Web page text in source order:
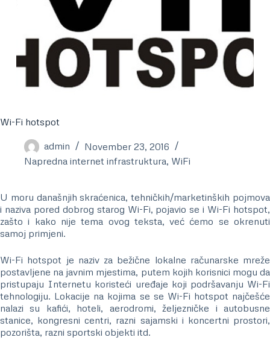
Wi-Fi hotspot
admin
November 23, 2016
Napredna internet infrastruktura, WiFi
U moru današnjih skraćenica, tehničkih/marketinških pojmova
i naziva pored dobrog starog Wi-Fi, pojavio se i Wi-Fi hotspot,
zašto i kako nije tema ovog teksta, već ćemo se okrenuti
samoj primjeni.
Wi-Fi hotspot je naziv za bežične lokalne računarske mreže
postavljene na javnim mjestima, putem kojih korisnici mogu da
pristupaju Internetu koristeći uređaje koji podršavanju Wi-Fi
tehnologiju. Lokacije na kojima se se Wi-Fi hotspot najčešće
nalazi su kafići, hoteli, aerodromi, željezničke i autobusne
stanice, kongresni centri, razni sajamski i koncertni prostori,
pozorišta, razni sportski objekti itd.